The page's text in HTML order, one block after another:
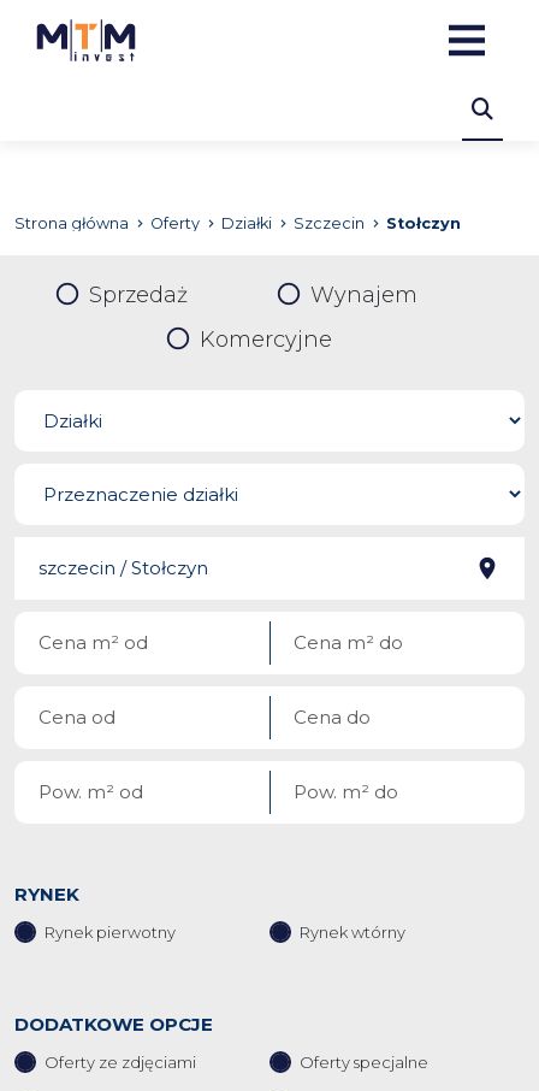
Strona główna Oferty Działki Szczecin Stołczyn
Sprzedaż
Wynajem
Komercyjne
RYNEK
Rynek pierwotny Rynek wtórny
DODATKOWE OPCJE
Oferty ze zdjęciami Oferty specjalne